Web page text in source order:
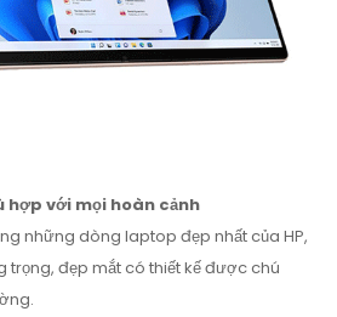
hợp với mọi hoàn cảnh
những dòng laptop đẹp nhất của HP,
trọng, đẹp mắt có thiết kế được chú